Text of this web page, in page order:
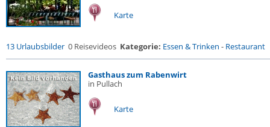
Karte
13 Urlaubsbilder 0 Reisevideos Kategorie: Essen & Trinken - Restaurant
Gasthaus zum Rabenwirt
in Pullach
Karte